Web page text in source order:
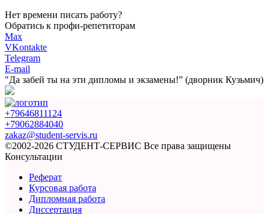
Нет времени писать работу?
Обратись к профи-репетиторам
Max
VKontakte
Telegram
E-mail
"Да забей ты на эти дипломы и экзамены!” (дворник Кузьмич)
+79646811124
+79062884040
zakaz@student-servis.ru
©2002-2026 СТУДЕНТ-СЕРВИС Все права защищены
Консультации
Реферат
Курсовая работа
Дипломная работа
Диссертация